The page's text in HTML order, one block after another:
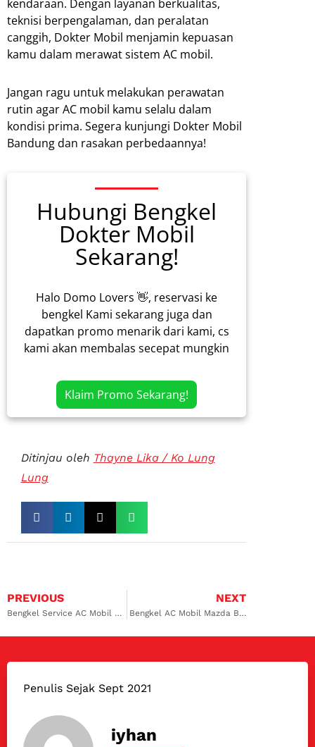
kendaraan. Dengan layanan berkualitas,
teknisi berpengalaman, dan peralatan
canggih, Dokter Mobil menjamin kepuasan
kamu dalam merawat sistem AC mobil.
Jangan ragu untuk melakukan perawatan
rutin agar AC mobil kamu selalu dalam
kondisi prima. Segera kunjungi Dokter Mobil
Bandung dan rasakan perbedaannya!
Hubungi Bengkel
Dokter Mobil
Sekarang!
Halo Domo Lovers 👋, reservasi ke
bengkel Kami sekarang juga dan
dapatkan promo menarik dari kami, cs
kami akan membalas secepat mungkin
Klaim Promo Sekarang!
Ditinjau oleh Thayne Lika / Ko Lung
Lung
PREVIOUS
Bengkel Service AC Mobil Calya di Sambikerep: Rekomendasi Terbaik Dengan Solusi Tepat
NEXT
Bengkel AC Mobil Mazda Bandung, Solusi Tepat Hanya di Dokter Mobil
Penulis Sejak Sept 2021
iyhan